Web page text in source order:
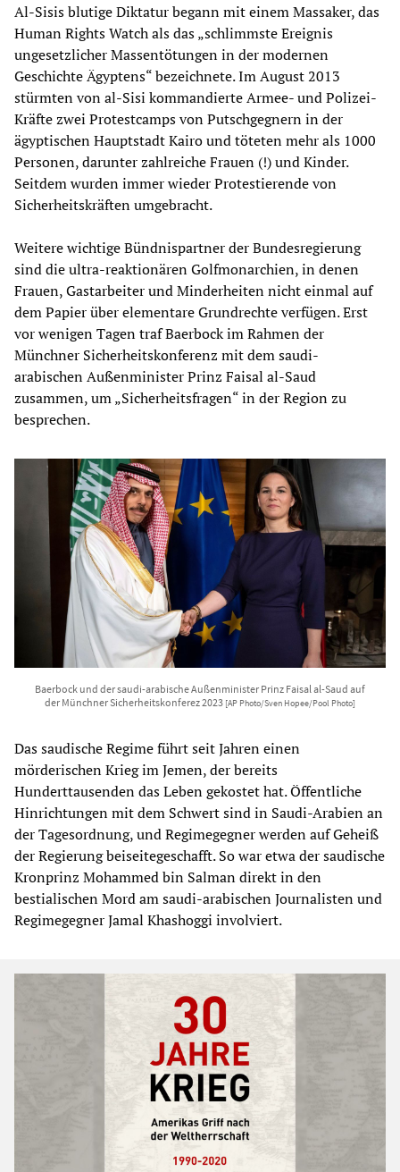
Al-Sisis blutige Diktatur begann mit einem Massaker, das
Human Rights Watch als das „schlimmste Ereignis
ungesetzlicher Massentötungen in der modernen
Geschichte Ägyptens“ bezeichnete. Im August 2013
stürmten von al-Sisi kommandierte Armee- und Polizei-
Kräfte zwei Protestcamps von Putschgegnern in der
ägyptischen Hauptstadt Kairo und töteten mehr als 1000
Personen, darunter zahlreiche Frauen (!) und Kinder.
Seitdem wurden immer wieder Protestierende von
Sicherheitskräften umgebracht.
Weitere wichtige Bündnispartner der Bundesregierung
sind die ultra-reaktionären Golfmonarchien, in denen
Frauen, Gastarbeiter und Minderheiten nicht einmal auf
dem Papier über elementare Grundrechte verfügen. Erst
vor wenigen Tagen traf Baerbock im Rahmen der
Münchner Sicherheitskonferenz mit dem saudi-
arabischen Außenminister Prinz Faisal al-Saud
zusammen, um „Sicherheitsfragen“ in der Region zu
besprechen.
Baerbock und der saudi-arabische Außenminister Prinz Faisal al-Saud auf
der Münchner Sicherheitskonferez 2023 [AP Photo/Sven Hopee/Pool Photo]
Das saudische Regime führt seit Jahren einen
mörderischen Krieg im Jemen, der bereits
Hunderttausenden das Leben gekostet hat. Öffentliche
Hinrichtungen mit dem Schwert sind in Saudi-Arabien an
der Tagesordnung, und Regimegegner werden auf Geheiß
der Regierung beiseitegeschafft. So war etwa der saudische
Kronprinz Mohammed bin Salman direkt in den
bestialischen Mord am saudi-arabischen Journalisten und
Regimegegner Jamal Khashoggi involviert.